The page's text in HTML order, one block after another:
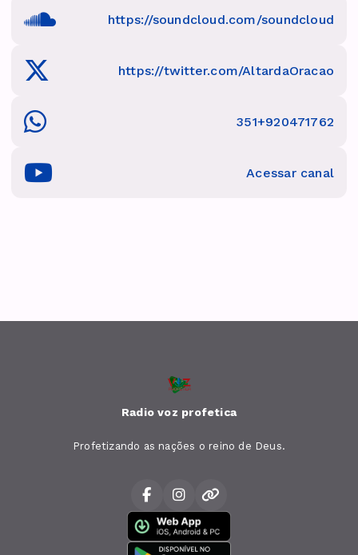
https://soundcloud.com/soundcloud
https://twitter.com/AltardaOracao
351+920471762
Acessar canal
Radio voz profetica
Profetizando as nações o reino de Deus.